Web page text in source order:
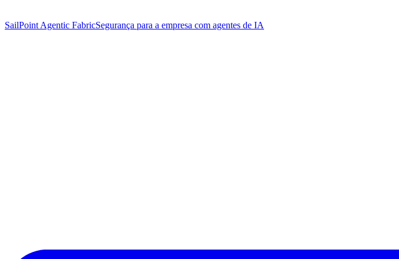
SailPoint Agentic FabricSegurança para a empresa com agentes de IA